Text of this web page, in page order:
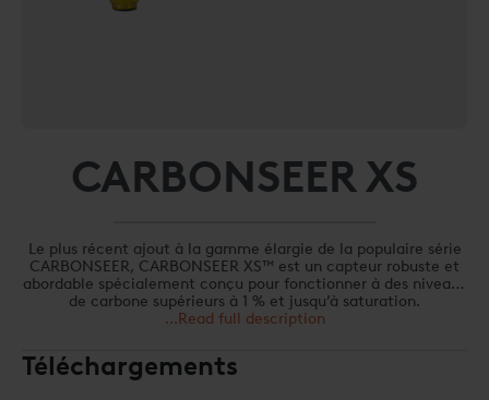
CARBONSEER XS
Le plus récent ajout à la gamme élargie de la populaire série
CARBONSEER, CARBONSEER XS™ est un capteur robuste et
abordable spécialement conçu pour fonctionner à des niveaux
de carbone supérieurs à 1 % et jusqu’à saturation.
...Read full description
Téléchargements